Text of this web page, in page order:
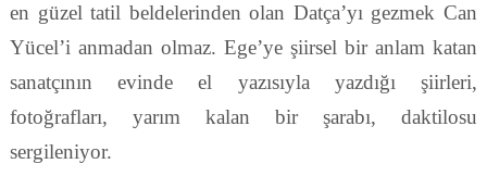
en güzel tatil beldelerinden olan Datça’yı gezmek Can
Yücel’i anmadan olmaz. Ege’ye şiirsel bir anlam katan
sanatçının evinde el yazısıyla yazdığı şiirleri,
fotoğrafları, yarım kalan bir şarabı, daktilosu
sergileniyor.